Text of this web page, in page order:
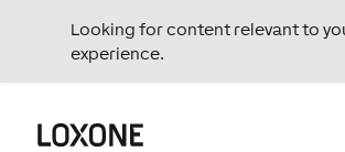
Looking for content relevant to
experience.